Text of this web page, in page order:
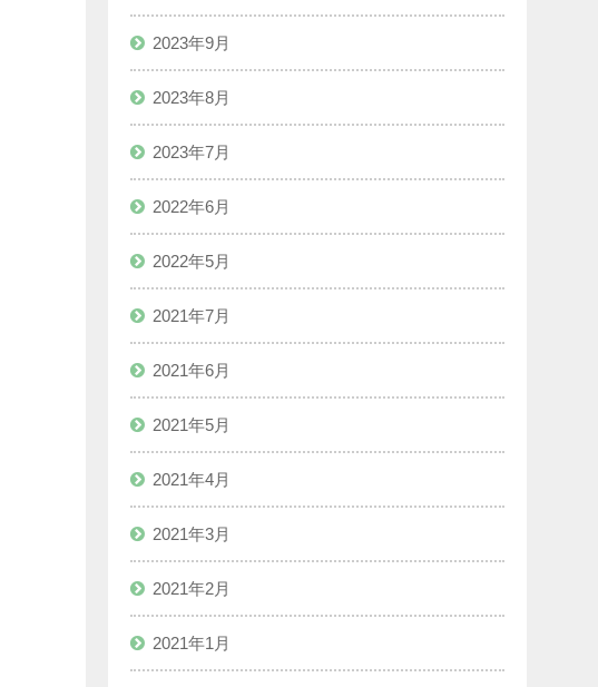
2023年9月
2023年8月
2023年7月
2022年6月
2022年5月
2021年7月
2021年6月
2021年5月
2021年4月
2021年3月
2021年2月
2021年1月